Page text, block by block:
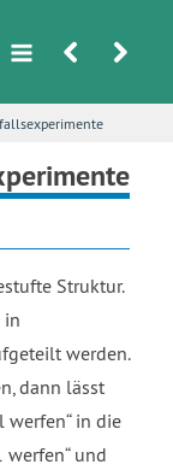
m r u
Struktur.
in
werden.
dann lässt
werfen in die
werfen und